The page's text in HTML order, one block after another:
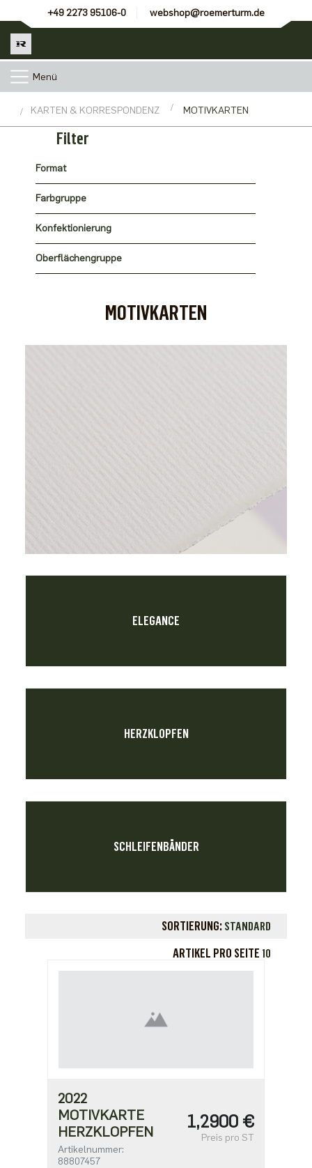
+49 2273 95106-0 webshop@roemerturm.de
Menü
KARTEN & KORRESPONDENZ MOTIVKARTEN
Filter
Format
Farbgruppe
Konfektionierung
Oberflächengruppe
MOTIVKARTEN
ELEGANCE
HERZKLOPFEN
SCHLEIFENBÄNDER
SORTIERUNG: STANDARD
ARTIKEL PRO SEITE 10
2022
MOTIVKARTE
HERZKLOPFEN
Artikelnummer:
88807457
1,2900 €
Preis pro ST